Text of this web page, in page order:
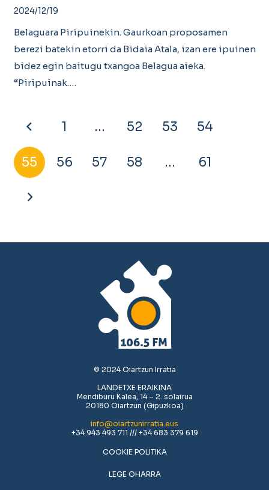
2024/12/19
Belaguara Piripuinekin. Gaurkoan proposamen
berezi batekin etorri da Bidaia Atala, izan ere ipuinen
bidez egin baitugu txangoa Belagua aieka.
“Piripuinak.…
1 … 52 53 54
55 56 57 58 … 61
© 2024 Oiartzun Irratia
LANDETXE ERAIKINA
Mendiburu Kalea, 14 – 2. solairua
20180 Oiartzun (Gipuzkoa)
info@oiartzunirratia.eus
+34 943 493 711 /// +34 683 379 619
COOKIE POLITIKA
LEGE OHARRA